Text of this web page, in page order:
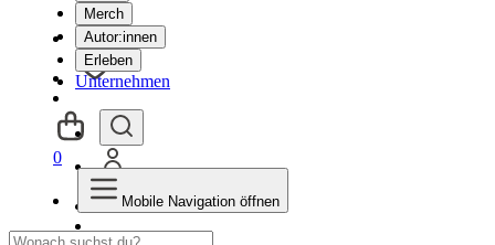
Merch
Autor:innen
Erleben
Unternehmen
0
Mobile Navigation öffnen